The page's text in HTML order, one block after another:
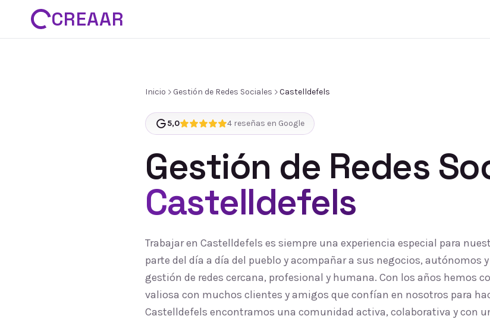
CREAAR
Inicio Gestión de Redes Sociales Castelldefels
5,0 4 reseñas en Google
Gestión de Redes
Castelldefels
Trabajar en Castelldefels es siempre una experiencia especial para
parte del día a día del pueblo y acompañar a sus negocios, autónomos
gestión de redes cercana, profesional y humana. Con los años hemos
valiosa con muchos clientes y amigos que confían en nosotros para
Castelldefels encontramos una comunidad activa, colaborativa y con